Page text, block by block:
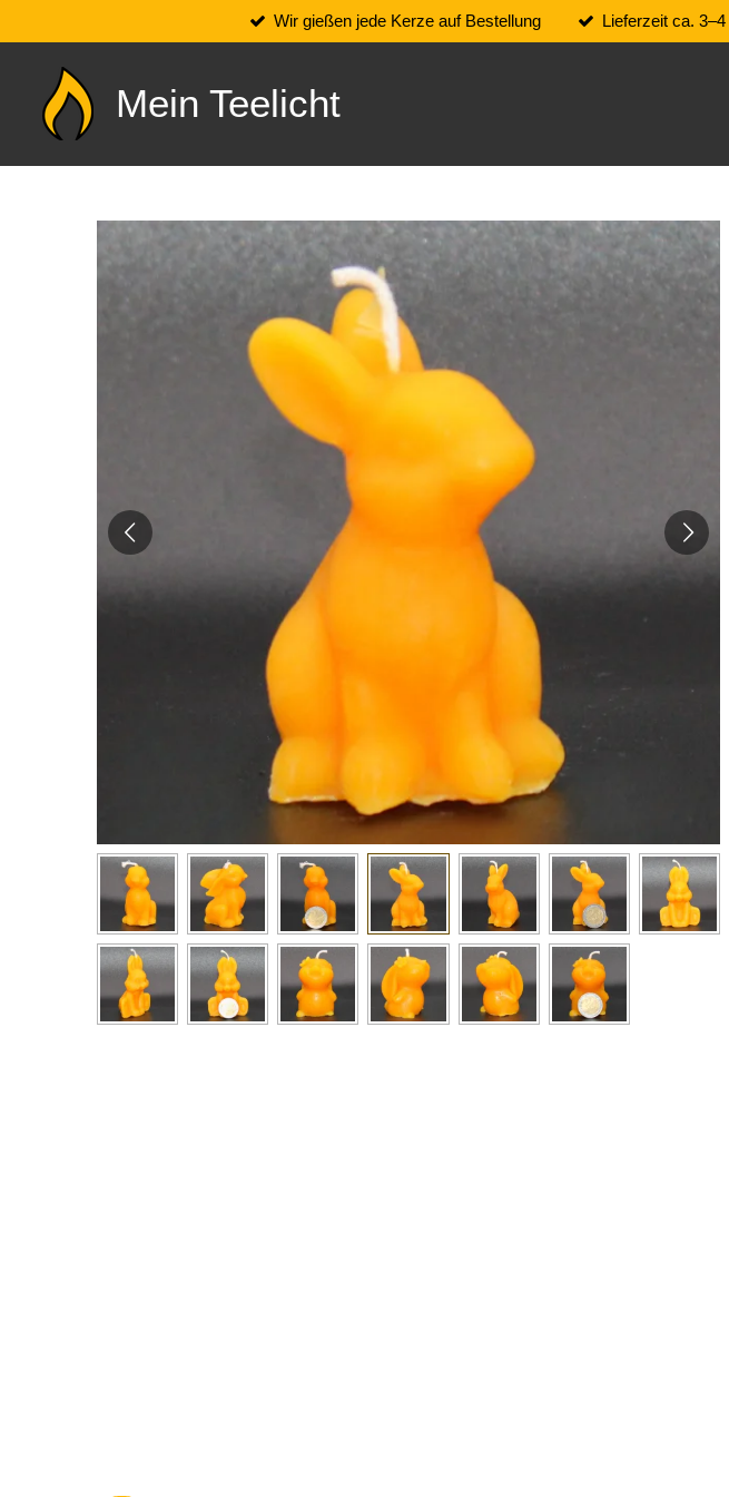
Hauptinhalt
springen
Wir gießen jede Kerze auf Bestellung Lieferzeit ca.
Mein Teelicht